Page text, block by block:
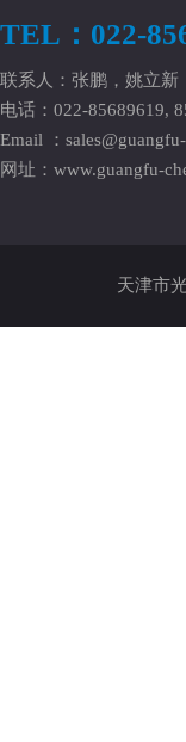
TEL：022-
联系人：张鹏，姚立新
电话：022-85689619,
Email ：
网址： www.guangfu-
天津市